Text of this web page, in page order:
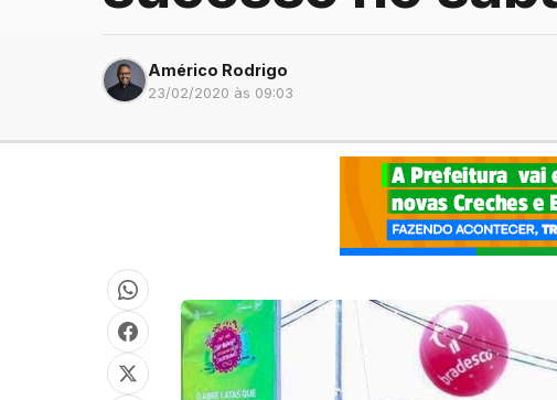
Américo Rodrigo
23/02/2020 às 09:03